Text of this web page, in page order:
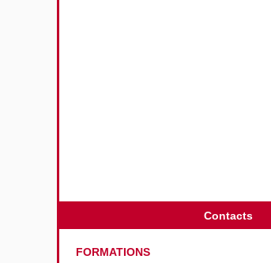
Contacts
FORMATIONS